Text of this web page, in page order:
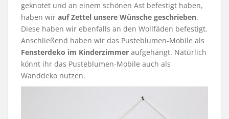
geknotet und an einem schönen Ast befestigt haben,
haben wir auf Zettel unsere Wünsche geschrieben.
Diese haben wir ebenfalls an den Wollfäden befestigt.
Anschließend haben wir das Pusteblumen-Mobile als
Fensterdeko im Kinderzimmer aufgehängt. Natürlich
könnt ihr das Pusteblumen-Mobile auch als
Wanddeko nutzen.